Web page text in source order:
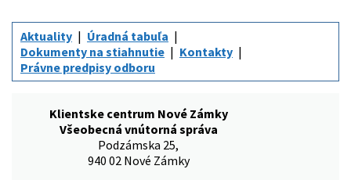
Aktuality
Úradná tabuľa
Dokumenty na stiahnutie
Kontakty
Právne predpisy odboru
Klientske centrum Nové Zámky
Všeobecná vnútorná správa
Podzámska 25,
940 02 Nové Zámky